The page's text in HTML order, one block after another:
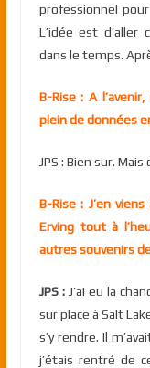
professionnel
L’idée est
dans le temps.
B-Rise : A
plein de données
JPS : Bien sur.
B-Rise : J’en
Erving tout à
autres souvenirs
JPS : J’ai eu la
sur place à Salt
s’y rendre. Il
j’étais rentré de